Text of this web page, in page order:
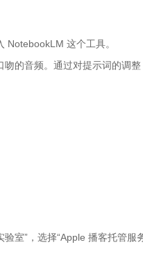
这个工具。
的音频。通过对提示词的调
室”，选择“Apple 播客托管服